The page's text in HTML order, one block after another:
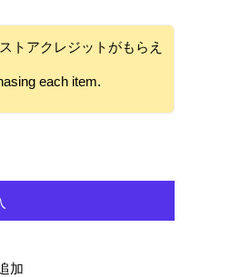
トアクレジットがもらえ
each item.
加